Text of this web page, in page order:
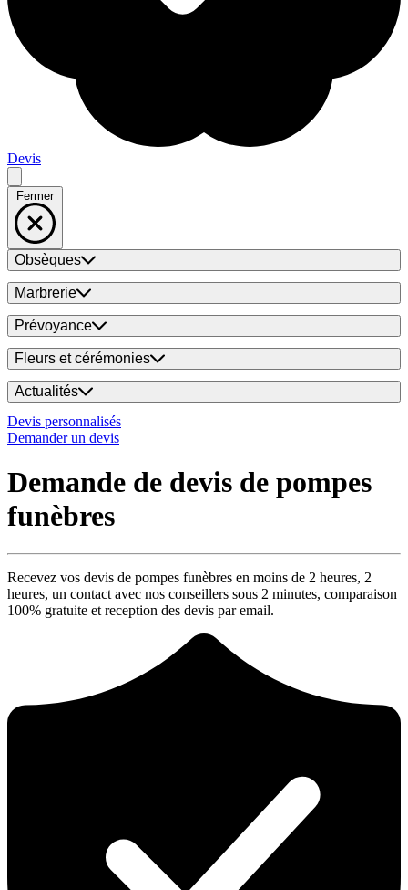
Devis
Fermer
Obsèques
Marbrerie
Prévoyance
Fleurs et cérémonies
Actualités
Devis personnalisés
Demander un devis
Demande de devis de pompes
funèbres
Recevez vos devis de pompes funèbres en moins de 2 heures, 2
heures, un contact avec nos conseillers sous 2 minutes, comparaison
100% gratuite et reception des devis par email.